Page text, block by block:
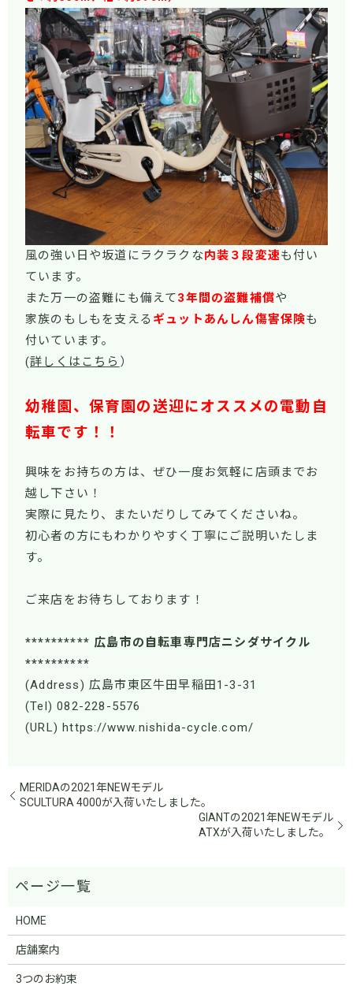
風の強い日や坂道にラクラクな内装３段変速も付い
ています。
また万一の盗難にも備えて3年間の盗難補償や
家族のもしもを支える ギュットあんしん傷害保険も
付いています。
(詳しくはこちら ）
幼稚園、保育園の送迎にオススメの電動自
転車です！！
興味をお持ちの方は、ぜひ一度お気軽に店頭までお
越し下さい！
実際に見たり、またいだりしてみてくださいね。
初心者の方にもわかりやすく丁寧にご説明いたしま
す。
ご来店をお待ちしております！
********** 広島市の自転車専門店ニシダサイクル
**********
(Address) 広島市東区牛田早稲田1-3-31
(Tel) 082-228-5576
(URL) https://www.nishida-cycle.com/
MERIDAの2021年NEWモデル
SCULTURA 4000が入荷いたしました。
GIANTの2021年NEWモデル
ATXが入荷いたしました。
HOME
店舗案内
3つのお約束